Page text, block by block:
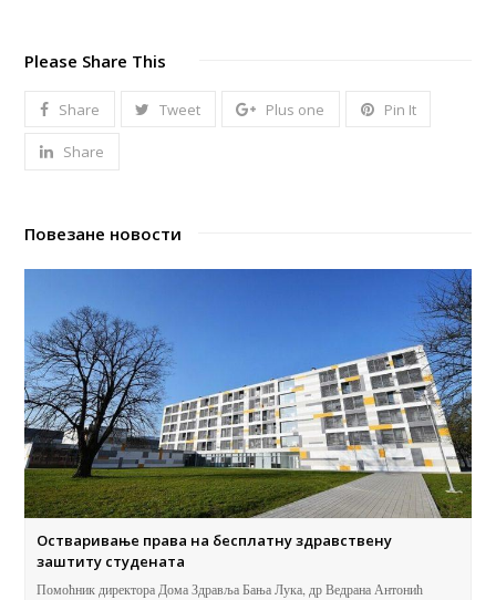
Please Share This
Share Tweet Plus one Pin It
Share
Повезане новости
Остваривање права на бесплатну здравствену
заштиту студената
Помоћник директора Дома Здравља Бања Лука, др Ведрана Антонић